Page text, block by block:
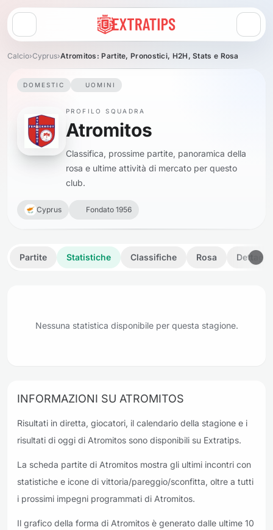
Apri menu
Calcio›Cyprus›Atromitos: Partite, Pronostici, H2H, Stats e Rosa
DOMESTIC UOMINI
PROFILO SQUADRA
Atromitos
Classifica, prossime partite, panoramica della
rosa e ultime attività di mercato per questo
club.
Cyprus Fondato 1956
Partite Statistiche Classifiche Rosa Dettagli
Nessuna statistica disponibile per questa stagione.
INFORMAZIONI SU ATROMITOS
Risultati in diretta, giocatori, il calendario della stagione e i
risultati di oggi di Atromitos sono disponibili su Extratips.
La scheda partite di Atromitos mostra gli ultimi incontri con
statistiche e icone di vittoria/pareggio/sconfitta, oltre a tutti
i prossimi impegni programmati di Atromitos.
Il grafico della forma di Atromitos è generato dalle ultime 10